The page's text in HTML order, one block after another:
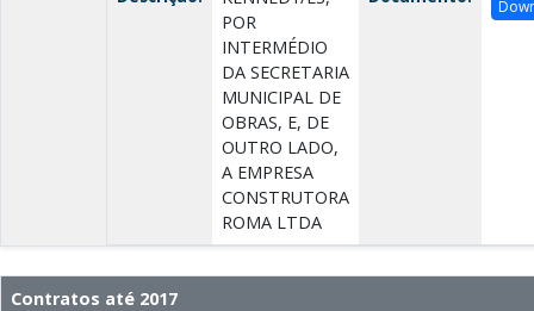
POR
INTERMÉDIO
DA SECRETARIA
MUNICIPAL DE
OBRAS, E, DE
OUTRO LADO,
A EMPRESA
CONSTRUTORA
ROMA LTDA
Contratos até 2017